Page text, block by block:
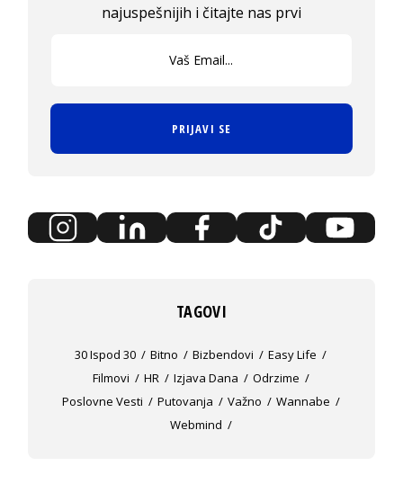
najuspešnijih i čitajte nas prvi
PRIJAVI SE
TAGOVI
30 Ispod 30 Bitno Bizbendovi
Easy Life
Filmovi
HR Izjava Dana
Odrzime
Poslovne Vesti
Putovanja Važno
Wannabe
Webmind